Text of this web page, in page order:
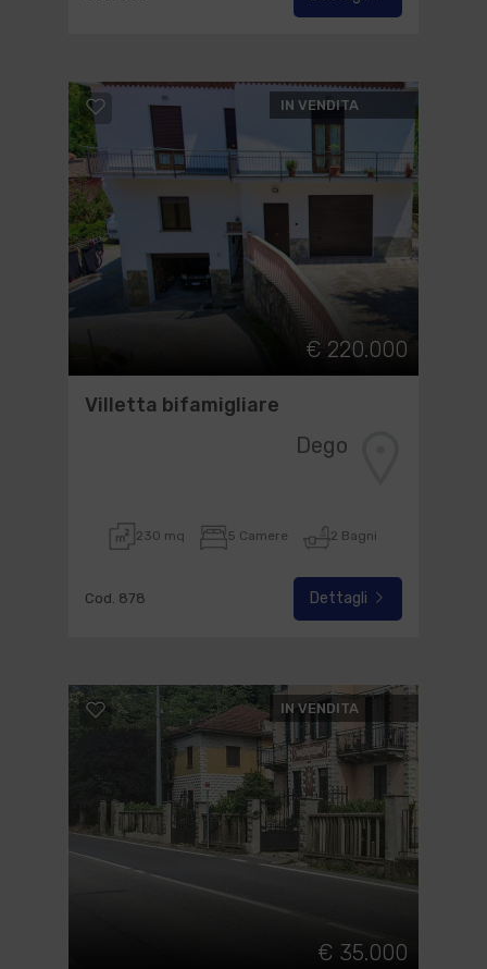
IN VENDITA
€ 220.000
Villetta bifamigliare
Dego
230 mq 5 Camere 2 Bagni
Cod. 878 Dettagli
IN VENDITA
€ 35.000